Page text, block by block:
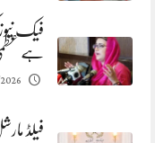
فیک
ہے
فیلڈ